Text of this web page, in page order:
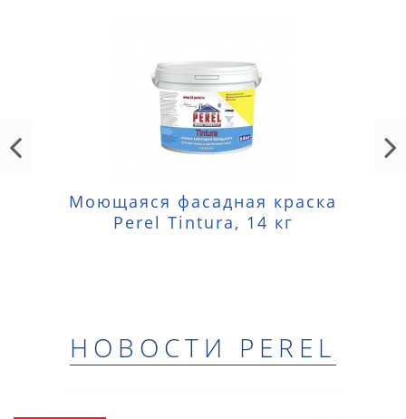
Моющаяся фасадная краска
Perel Tintura, 14 кг
НОВОСТИ PEREL